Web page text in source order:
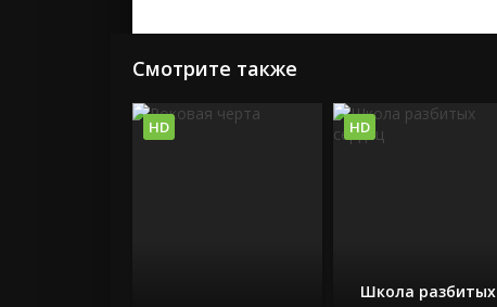
Смотрите также
HD
Школа разбитых
HD